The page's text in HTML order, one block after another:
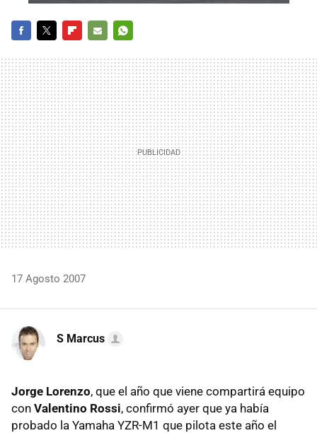
MAIL
17 Agosto 2007
S Marcus
Jorge Lorenzo, que el año que viene compartirá equipo
con Valentino Rossi, confirmó ayer que ya había
probado la Yamaha YZR-M1 que pilota este año el